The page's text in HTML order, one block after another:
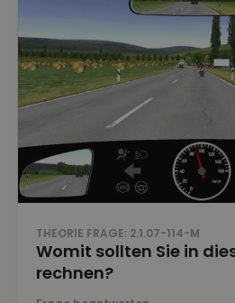
THEORIE FRAGE: 2.1.07-114-M
Womit sollten Sie in
rechnen?